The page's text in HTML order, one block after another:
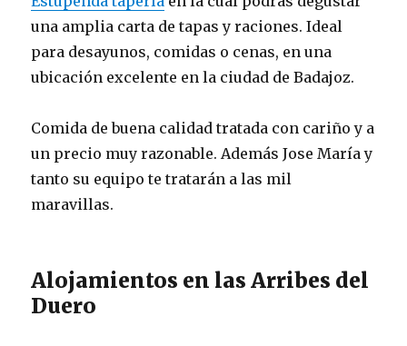
una amplia carta de tapas y raciones. Ideal
para desayunos, comidas o cenas, en una
ubicación excelente en la ciudad de Badajoz.
Comida de buena calidad tratada con cariño y a
un precio muy razonable. Además Jose María y
tanto su equipo te tratarán a las mil
maravillas.
Alojamientos en las Arribes del
Duero